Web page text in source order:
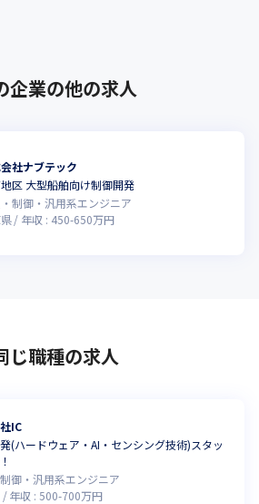
企業の他の求人
社ナブテック
区 大型船舶向け制御開発
制御・汎用系エンジニア
年収 : 450-650万円
じ職種の求人
IC
(ハードウェア・AI・センシング技術)スタッ
御・汎用系エンジニア
年収 :500-700万円